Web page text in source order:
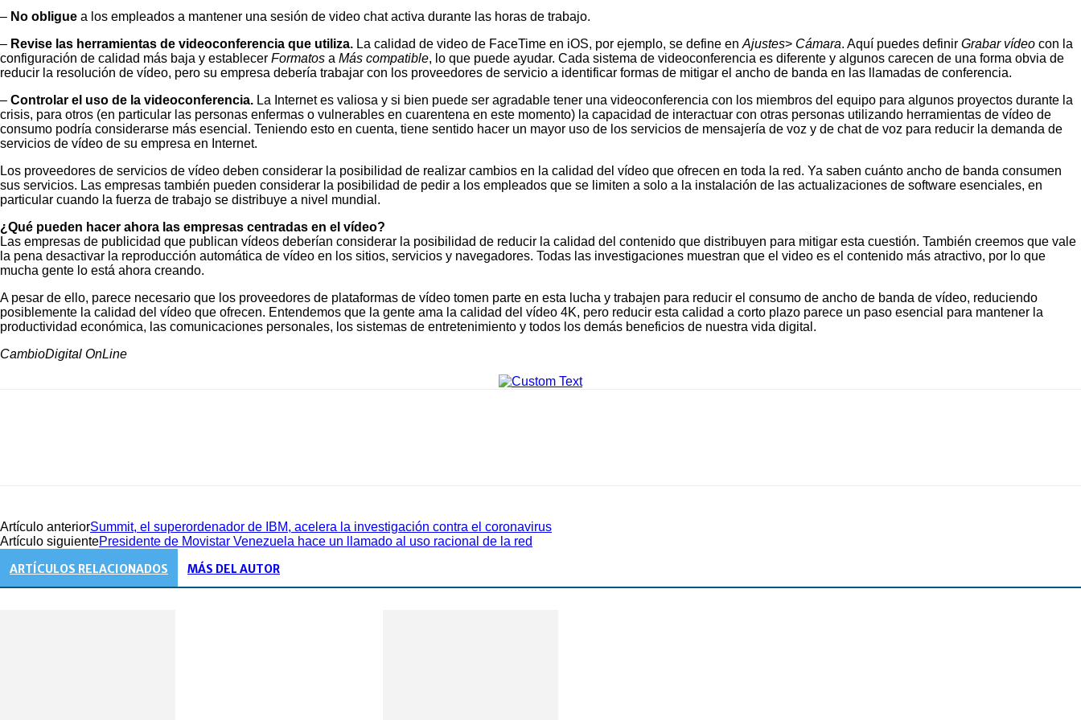
– No obligue a los empleados a mantener una sesión de video chat activa durante las horas de trabajo.
– Revise las herramientas de videoconferencia que utiliza. La calidad de video de FaceTime en iOS, por ejemplo, se define en Ajustes> Cámara. Aquí puedes definir Grabar vídeo con la
configuración de calidad más baja y establecer Formatos a Más compatible, lo que puede ayudar. Cada sistema de videoconferencia es diferente y algunos carecen de una forma obvia de
reducir la resolución de vídeo, pero su empresa debería trabajar con los proveedores de servicio a identificar formas de mitigar el ancho de banda en las llamadas de conferencia.
– Controlar el uso de la videoconferencia. La Internet es valiosa y si bien puede ser agradable tener una videoconferencia con los miembros del equipo para algunos proyectos durante la
crisis, para otros (en particular las personas enfermas o vulnerables en cuarentena en este momento) la capacidad de interactuar con otras personas utilizando herramientas de vídeo de
consumo podría considerarse más esencial. Teniendo esto en cuenta, tiene sentido hacer un mayor uso de los servicios de mensajería de voz y de chat de voz para reducir la demanda de
servicios de vídeo de su empresa en Internet.
Los proveedores de servicios de vídeo deben considerar la posibilidad de realizar cambios en la calidad del vídeo que ofrecen en toda la red. Ya saben cuánto ancho de banda consumen
sus servicios. Las empresas también pueden considerar la posibilidad de pedir a los empleados que se limiten a solo a la instalación de las actualizaciones de software esenciales, en
particular cuando la fuerza de trabajo se distribuye a nivel mundial.
¿Qué pueden hacer ahora las empresas centradas en el vídeo?
Las empresas de publicidad que publican vídeos deberían considerar la posibilidad de reducir la calidad del contenido que distribuyen para mitigar esta cuestión. También creemos que vale
la pena desactivar la reproducción automática de vídeo en los sitios, servicios y navegadores. Todas las investigaciones muestran que el video es el contenido más atractivo, por lo que
mucha gente lo está ahora creando.
A pesar de ello, parece necesario que los proveedores de plataformas de vídeo tomen parte en esta lucha y trabajen para reducir el consumo de ancho de banda de vídeo, reduciendo
posiblemente la calidad del vídeo que ofrecen. Entendemos que la gente ama la calidad del vídeo 4K, pero reducir esta calidad a corto plazo parece un paso esencial para mantener la
productividad económica, las comunicaciones personales, los sistemas de entretenimiento y todos los demás beneficios de nuestra vida digital.
CambioDigital OnLine
Artículo anteriorSummit, el superordenador de IBM, acelera la investigación contra el coronavirus
Artículo siguientePresidente de Movistar Venezuela hace un llamado al uso racional de la red
ARTÍCULOS RELACIONADOS MÁS DEL AUTOR